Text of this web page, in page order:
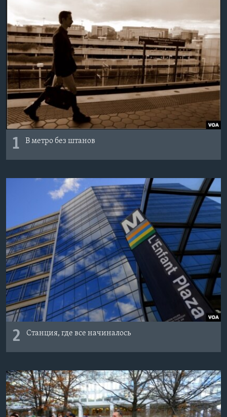
Learning English
СОЦИАЛЬНЫЕ СЕТИ
Языки
1 В метро без штанов
2 Станция, где все начиналось